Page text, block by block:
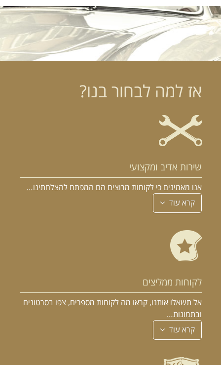
אז למה לבחור בנו?
שירות אדיב ומקצועי
אנו מאמינים כי לקוחות מרוצים הם המפתח להצלחתינו…
קרא עוד
לקוחות ממליצים
אל תשאלו אותנו, קראו מה לקוחות מספרים, צפו בסרטונים
ובתמונות…
קרא עוד
הרכב הוא האהבה הראשונה שלך?
במקום לקבל שטויות במייל, הירשם ותתחיל לקבל מאיתנו אהבה מוטורית